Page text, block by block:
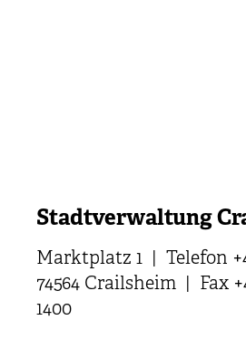
Stadtverwaltung
Marktplatz 1 | Telefon
74564 Crailsheim | Fax
1400